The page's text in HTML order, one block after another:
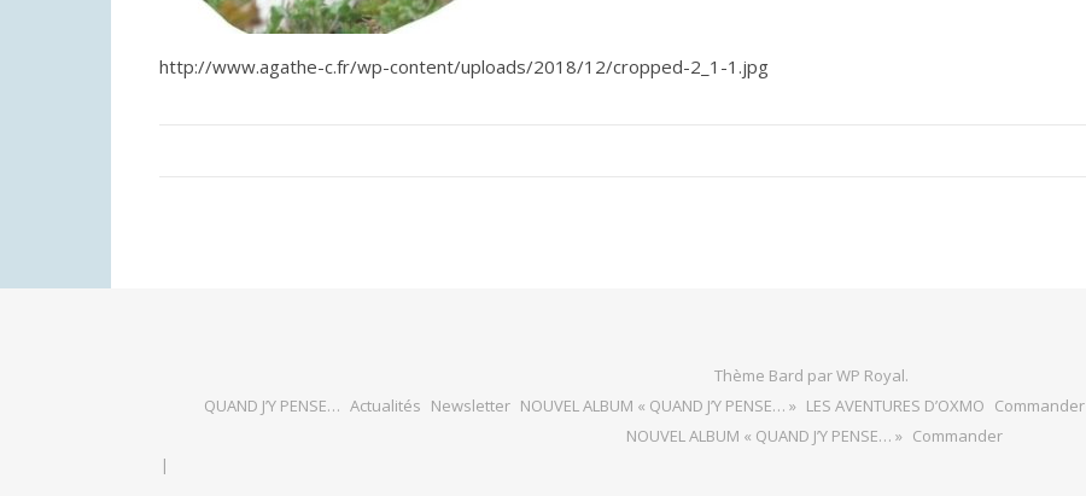
http://www.agathe-c.fr/wp-content/uploads/2018/12/cropped-2_1-1.jpg
Thème Bard parWP Royal.
QUAND J’Y PENSE… Actualités Newsletter NOUVEL ALBUM « QUAND J’Y PENSE… » LES AVENTURES D’OXMO Commander
NOUVEL ALBUM « QUAND J’Y PENSE… » Commander